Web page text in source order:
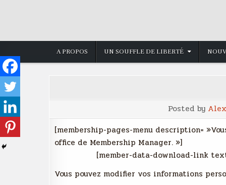
A PROPOS UN SOUFFLE DE LIBERTÉ
Posted by Alex
[membership-pages-menu description=
office de Membership Manager. »]
[member-data-download-link
Vous pouvez modifier vos informations